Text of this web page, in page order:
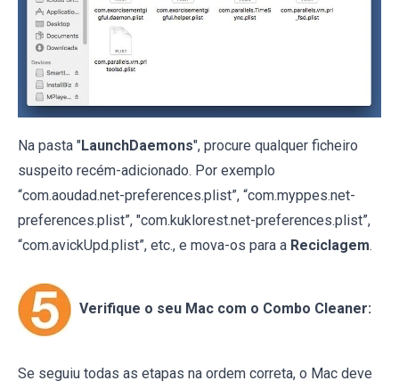
Na pasta "LaunchDaemons", procure qualquer ficheiro
suspeito recém-adicionado. Por exemplo
“com.aoudad.net-preferences.plist”, “com.myppes.net-
preferences.plist”, "com.kuklorest.net-preferences.plist”,
“com.avickUpd.plist”, etc., e mova-os para a Reciclagem.
Verifique o seu Mac com o Combo Cleaner:
Se seguiu todas as etapas na ordem correta, o Mac deve